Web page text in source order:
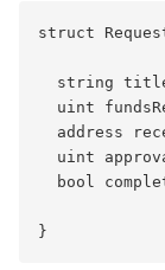
struct
string
uint
address
uint
bool